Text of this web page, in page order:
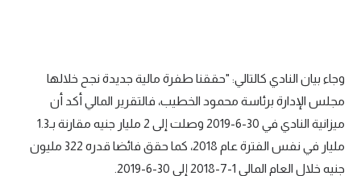
سعودي في الجول
الدوري الإنجليزي
الدوري الإسباني
وجاء بيان النادي كالتالي: "حققنا طفرة مالية جديدة نجح خلالها
مجلس الإدارة برئاسة محمود الخطيب، فالتقرير المالي أكد أن
ميزانية النادي في 30-6-2019 وصلت إلى 2 مليار جنيه مقارنة بـ1.3
مليار في نفس الفترة عام 2018، كما حقق فائضا قدره 322 مليون
جنيه خلال العام المالي 1-7-2018 إلى 30-6-2019.